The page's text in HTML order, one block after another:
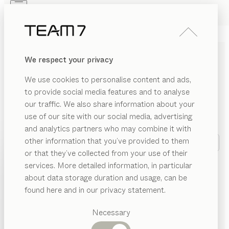
We respect your privacy
We use cookies to personalise content and ads,
to provide social media features and to analyse
our traffic. We also share information about your
use of our site with our social media, advertising
and analytics partners who may combine it with
other information that you’ve provided to them
or that they’ve collected from your use of their
services. More detailed information, in particular
about data storage duration and usage, can be
found here and in our privacy statement.
Necessary
PRODUITS
INSPIRATION
REVENDEUR
Catégories
suggérées
PRODUITS
INSPIRATION
QUI SOMMES-NOUS
REVENDEUR
TROUVER UN
REVENDEUR
CUISINE SALON